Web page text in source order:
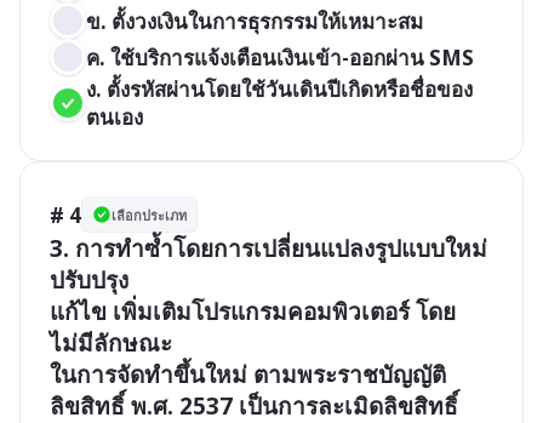
ข. ตั้งวงเงินในการธุรกรรมให้เหมาะสม
ค. ใช้บริการแจ้งเตือนเงินเข้า-ออกผ่าน SMS
ง. ตั้งรหัสผ่านโดยใช้วันเดินปีเกิดหรือชื่อของ
ตนเอง
# 4 เลือกประเภท
3. การทำซ้ำโดยการเปลี่ยนแปลงรูปแบบใหม่
ปรับปรุง
แก้ไข เพิ่มเติมโปรแกรมคอมพิวเตอร์ โดย
ไม่มีลักษณะ
ในการจัดทำขึ้นใหม่ ตามพระราชบัญญัติ
ลิขสิทธิ์ พ.ศ. 2537 เป็นการละเมิดลิขสิทธิ์